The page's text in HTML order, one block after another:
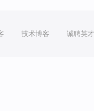
技术博客 诚聘英才